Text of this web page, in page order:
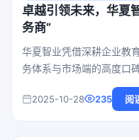
卓越引领未来，华夏
务商”
华夏智业凭借深耕企业教
务体系与市场端的高度口
2025-10-28 235 阅